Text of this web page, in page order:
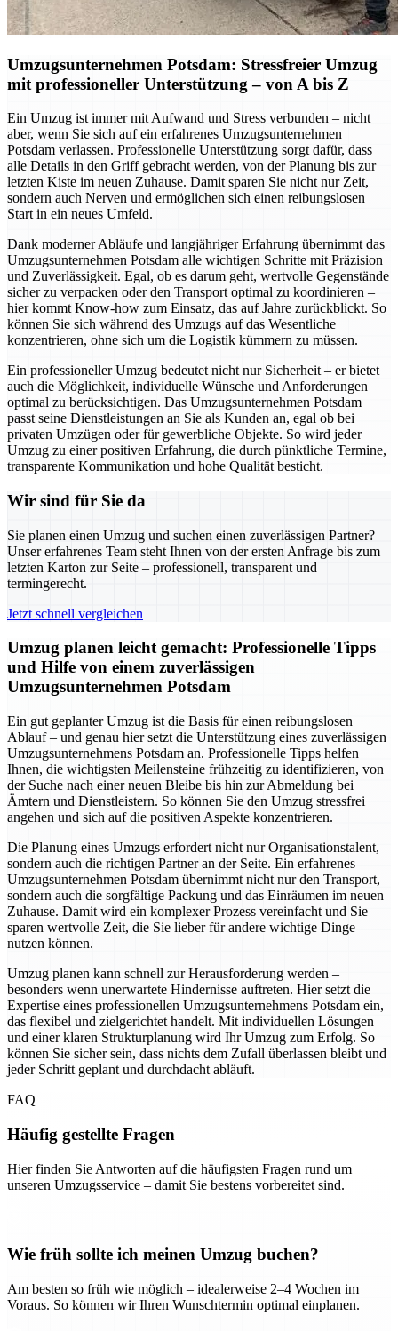
Umzugsunternehmen Potsdam: Stressfreier Umzug
mit professioneller Unterstützung – von A bis Z
Ein Umzug ist immer mit Aufwand und Stress verbunden – nicht
aber, wenn Sie sich auf ein erfahrenes Umzugsunternehmen
Potsdam verlassen. Professionelle Unterstützung sorgt dafür, dass
alle Details in den Griff gebracht werden, von der Planung bis zur
letzten Kiste im neuen Zuhause. Damit sparen Sie nicht nur Zeit,
sondern auch Nerven und ermöglichen sich einen reibungslosen
Start in ein neues Umfeld.
Dank moderner Abläufe und langjähriger Erfahrung übernimmt das
Umzugsunternehmen Potsdam alle wichtigen Schritte mit Präzision
und Zuverlässigkeit. Egal, ob es darum geht, wertvolle Gegenstände
sicher zu verpacken oder den Transport optimal zu koordinieren –
hier kommt Know-how zum Einsatz, das auf Jahre zurückblickt. So
können Sie sich während des Umzugs auf das Wesentliche
konzentrieren, ohne sich um die Logistik kümmern zu müssen.
Ein professioneller Umzug bedeutet nicht nur Sicherheit – er bietet
auch die Möglichkeit, individuelle Wünsche und Anforderungen
optimal zu berücksichtigen. Das Umzugsunternehmen Potsdam
passt seine Dienstleistungen an Sie als Kunden an, egal ob bei
privaten Umzügen oder für gewerbliche Objekte. So wird jeder
Umzug zu einer positiven Erfahrung, die durch pünktliche Termine,
transparente Kommunikation und hohe Qualität besticht.
Wir sind für Sie da
Sie planen einen Umzug und suchen einen zuverlässigen Partner?
Unser erfahrenes Team steht Ihnen von der ersten Anfrage bis zum
letzten Karton zur Seite – professionell, transparent und
termingerecht.
Jetzt schnell vergleichen
Umzug planen leicht gemacht: Professionelle Tipps
und Hilfe von einem zuverlässigen
Umzugsunternehmen Potsdam
Ein gut geplanter Umzug ist die Basis für einen reibungslosen
Ablauf – und genau hier setzt die Unterstützung eines zuverlässigen
Umzugsunternehmens Potsdam an. Professionelle Tipps helfen
Ihnen, die wichtigsten Meilensteine frühzeitig zu identifizieren, von
der Suche nach einer neuen Bleibe bis hin zur Abmeldung bei
Ämtern und Dienstleistern. So können Sie den Umzug stressfrei
angehen und sich auf die positiven Aspekte konzentrieren.
Die Planung eines Umzugs erfordert nicht nur Organisationstalent,
sondern auch die richtigen Partner an der Seite. Ein erfahrenes
Umzugsunternehmen Potsdam übernimmt nicht nur den Transport,
sondern auch die sorgfältige Packung und das Einräumen im neuen
Zuhause. Damit wird ein komplexer Prozess vereinfacht und Sie
sparen wertvolle Zeit, die Sie lieber für andere wichtige Dinge
nutzen können.
Umzug planen kann schnell zur Herausforderung werden –
besonders wenn unerwartete Hindernisse auftreten. Hier setzt die
Expertise eines professionellen Umzugsunternehmens Potsdam ein,
das flexibel und zielgerichtet handelt. Mit individuellen Lösungen
und einer klaren Strukturplanung wird Ihr Umzug zum Erfolg. So
können Sie sicher sein, dass nichts dem Zufall überlassen bleibt und
jeder Schritt geplant und durchdacht abläuft.
FAQ
Häufig gestellte Fragen
Hier finden Sie Antworten auf die häufigsten Fragen rund um
unseren Umzugsservice – damit Sie bestens vorbereitet sind.
Wie früh sollte ich meinen Umzug buchen?
Am besten so früh wie möglich – idealerweise 2–4 Wochen im
Voraus. So können wir Ihren Wunschtermin optimal einplanen.